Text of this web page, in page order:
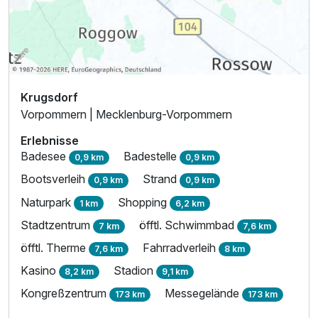
Krugsdorf
Vorpommern | Mecklenburg-Vorpommern
Erlebnisse
Badesee 0,9 km Badestelle 0,9 km
Bootsverleih 0,9 km Strand 0,9 km
Naturpark 1 km Shopping 6,2 km
Stadtzentrum 7 km öfftl. Schwimmbad 7,6 km
öfftl. Therme 7,6 km Fahrradverleih 8 km
Kasino 8,2 km Stadion 9,1 km
Kongreßzentrum 173 km Messegelände 173 km